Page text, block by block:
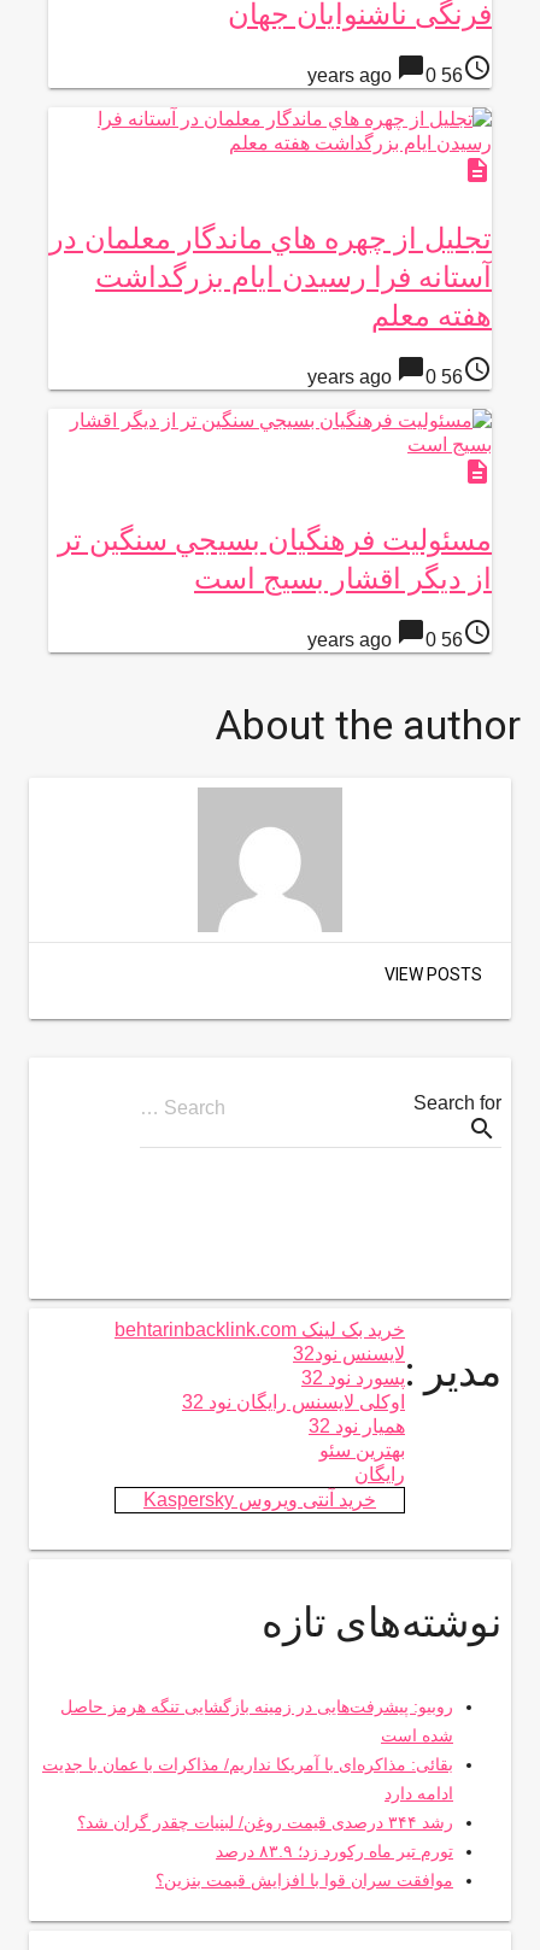
فرنگی ناشنوایان جهان
access_time
56 years ago
chat_bubble0
description
تجليل از چهره هاي ماندگار معلمان در
آستانه فرا رسيدن ايام بزرگداشت
هفته معلم
access_time
56 years ago
chat_bubble0
description
مسئوليت فرهنگيان بسيجي سنگين تر
از ديگر اقشار بسيج است
access_time
56 years ago
chat_bubble0
About the author
VIEW POSTS
Search for
Search …
search
مدیر :
خرید بک لینک behtarinbacklink.com
لایسنس نود32
پسورد نود 32
اوکلی لایسنس رایگان نود 32
همیار نود 32
بهترین سئو
رایگان
خرید آنتی ویروس Kaspersky
نوشته‌های تازه
روبیو: پیشرفت‌هایی در زمینه بازگشایی تنگه هرمز حاصل
شده است
بقائی: مذاکره‌ای با آمریکا نداریم/ مذاکرات با عمان با جدیت
ادامه دارد
رشد ۳۴۴ درصدی قیمت روغن/ لبنیات چقدر گران شد؟
تورم تیر ماه رکورد زد؛ ۸۳.۹ درصد
موافقت سران قوا با افزایش قیمت بنزین؟